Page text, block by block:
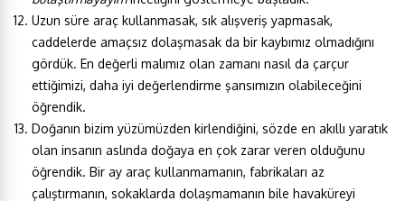
Uzun süre araç kullanmasak, sık alışveriş yapmasak,
caddelerde amaçsız dolaşmasak da bir kaybımız olmadığını
gördük. En değerli malımız olan zamanı nasıl da çarçur
ettiğimizi, daha iyi değerlendirme şansımızın olabileceğini
öğrendik.
Doğanın bizim yüzümüzden kirlendiğini, sözde en akıllı yaratık
olan insanın aslında doğaya en çok zarar veren olduğunu
öğrendik. Bir ay araç kullanmamanın, fabrikaları az
çalıştırmanın, sokaklarda dolaşmamanın bile havaküreyi